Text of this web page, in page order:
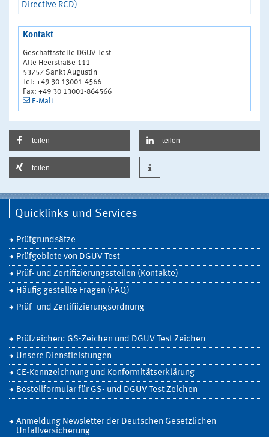
Directive RCD)
Kontakt
Geschäftsstelle DGUV Test
Alte Heerstraße 111
53757 Sankt Augustin
Tel: +49 30 13001-4566
Fax: +49 30 13001-864566
E-Mail
teilen teilen
teilen
Quicklinks und Services
Prüfgrundsätze
Prüfgebiete von DGUV Test
Prüf- und Zertifizierungsstellen (Kontakte)
Häufig gestellte Fragen (FAQ)
Prüf- und Zertifiizierungsordnung
Prüfzeichen: GS-Zeichen und DGUV Test Zeichen
Unsere Dienstleistungen
CE-Kennzeichnung und Konformitätserklärung
Bestellformular für GS- und DGUV Test Zeichen
Anmeldung Newsletter der Deutschen Gesetzlichen
Unfallversicherung